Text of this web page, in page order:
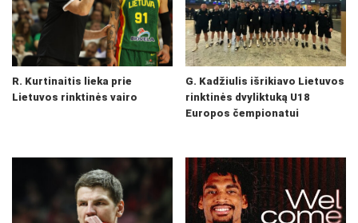
R. Kurtinaitis lieka prie
Lietuvos rinktinės vairo
G. Kadžiulis išrikiavo Lietuvos
rinktinės dvyliktuką U18
Europos čempionatui